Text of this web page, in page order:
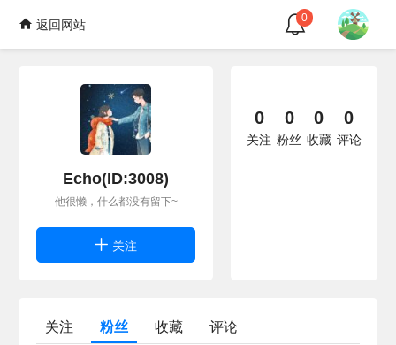
返回网站 0
Echo(ID:3008)
他很懒，什么都没有留下~
关注
0
关注
0
粉丝
0
收藏
0
评论
关注 粉丝 收藏 评论